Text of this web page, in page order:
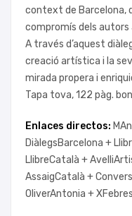
context de Barcelona,
compromís dels autors
A través d’aquest
creació artística i la
mirada propera i
Tapa tova, 122 pàg.
Enlaces directos:
DiàlegsBarcelona +
LlibreCatalà +
AssaigCatalà +
OliverAntonia +